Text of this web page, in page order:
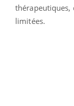
thérapeutiques,
limitées.